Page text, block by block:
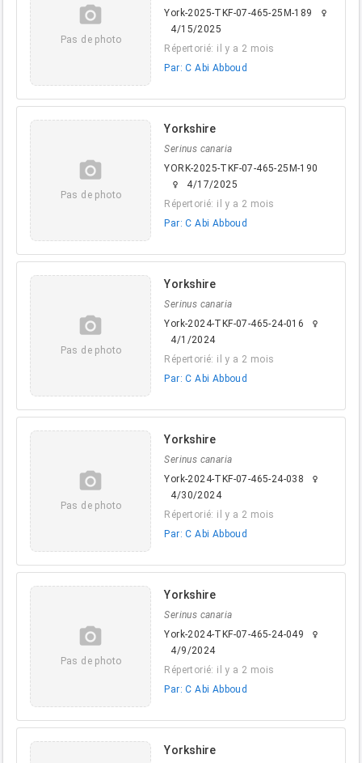
camera_alt
Pas de photo
York-2025-TKF-07-465-25M-189
female
4/15/2025
Répertorié: il y a 2 mois
Par: C Abi Abboud
camera_alt
Pas de photo
Yorkshire
Serinus canaria
YORK-2025-TKF-07-465-25M-190
female
4/17/2025
Répertorié: il y a 2 mois
Par: C Abi Abboud
camera_alt
Pas de photo
Yorkshire
Serinus canaria
York-2024-TKF-07-465-24-016
female
4/1/2024
Répertorié: il y a 2 mois
Par: C Abi Abboud
camera_alt
Pas de photo
Yorkshire
Serinus canaria
York-2024-TKF-07-465-24-038
female
4/30/2024
Répertorié: il y a 2 mois
Par: C Abi Abboud
camera_alt
Pas de photo
Yorkshire
Serinus canaria
York-2024-TKF-07-465-24-049
female
4/9/2024
Répertorié: il y a 2 mois
Par: C Abi Abboud
Yorkshire